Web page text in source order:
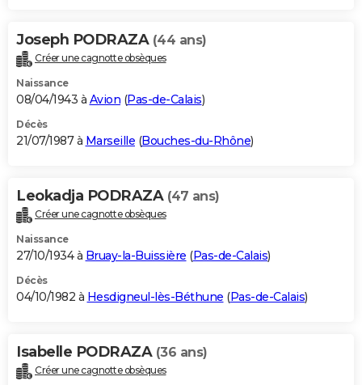
Joseph PODRAZA (44 ans)
Créer une cagnotte obsèques
Naissance
08/04/1943 à Avion (Pas-de-Calais)
Décès
21/07/1987 à Marseille (Bouches-du-Rhône)
Leokadja PODRAZA (47 ans)
Créer une cagnotte obsèques
Naissance
27/10/1934 à Bruay-la-Buissière (Pas-de-Calais)
Décès
04/10/1982 à Hesdigneul-lès-Béthune (Pas-de-Calais)
Isabelle PODRAZA (36 ans)
Créer une cagnotte obsèques